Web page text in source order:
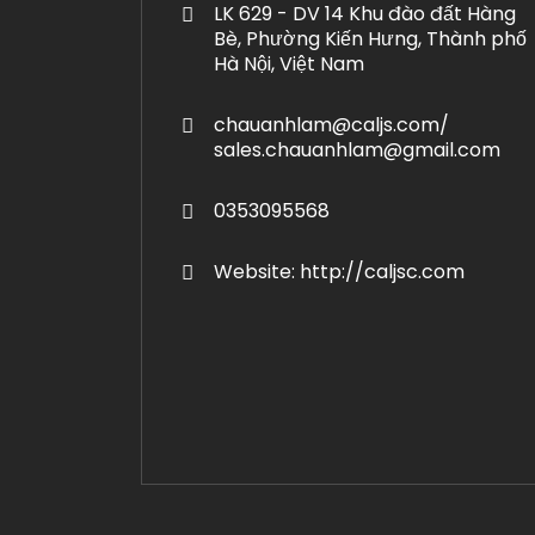
LK 629 - DV 14 Khu đào đất Hàng
Bè, Phường Kiến Hưng, Thành phố
Hà Nội, Việt Nam
chauanhlam@caljs.com/
sales.chauanhlam@gmail.com
0353095568
Website: http://caljsc.com